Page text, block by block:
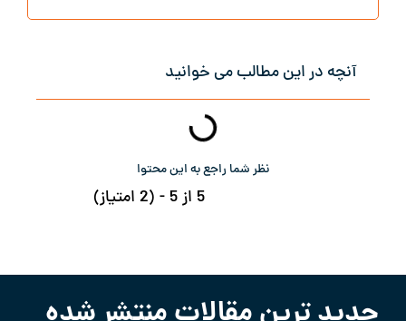
آنچه در این مطالب می خوانید
نظر شما راجع به این محتوا
5 از 5 - (2 امتیاز)